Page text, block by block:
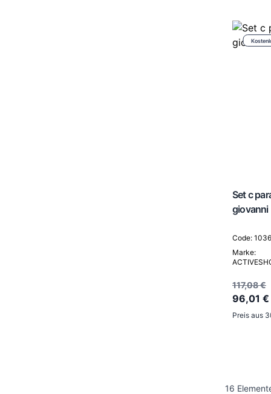
Set c
giovanni
Code:
Marke:
117,08 €
96,01 €
Preis aus
16